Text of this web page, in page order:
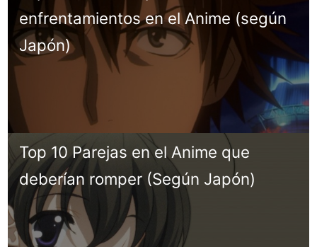
enfrentamientos en el Anime (según
Japón)
Top 10 Parejas en el Anime que
deberían romper (Según Japón)